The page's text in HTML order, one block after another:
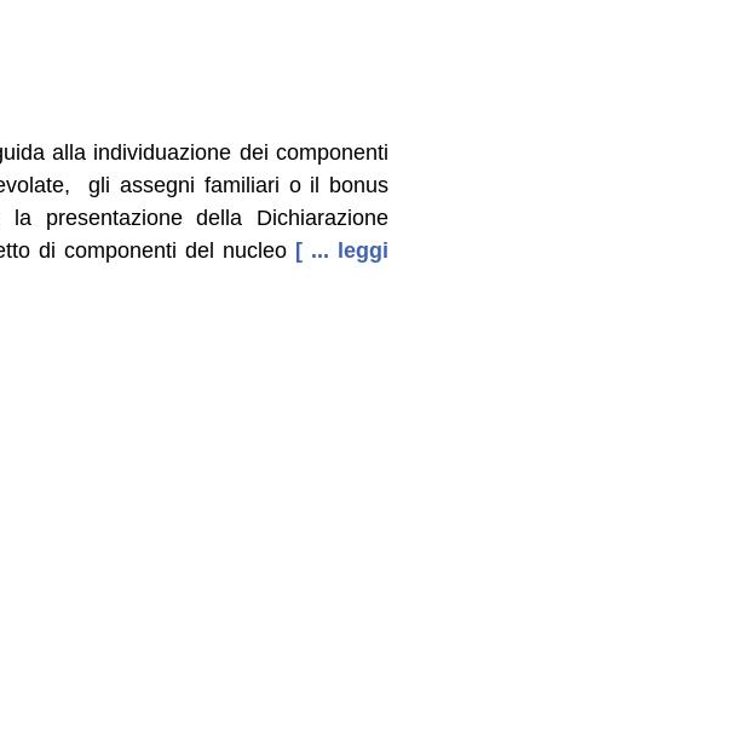
alla individuazione dei componenti
gli assegni familiari o il bonus
presentazione della Dichiarazione
di componenti del nucleo [ ... leggi